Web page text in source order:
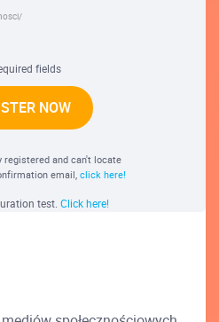
fields
NOW
registered and can't locate
email,click here!
test. Click here!